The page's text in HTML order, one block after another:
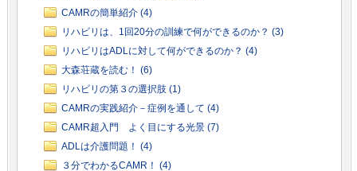
CAMRの簡単紹介 (4)
リハビリは、1回20分の訓練で何ができるのか？ (3)
リハビリはADLに対して何ができるのか？ (4)
大森荘蔵を読む！ (6)
リハビリの第３の選択肢 (1)
CAMRの実践紹介－症例を通して (4)
CAMR超入門 よく目にする光景 (7)
ADLは介護問題！ (4)
３分でわかるCAMR！ (4)